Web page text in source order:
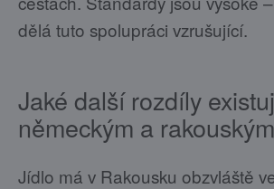
dělá tuto spolupráci vzrušující.
Jaké další rozdíly
německým a
Jídlo má v Rakousku obzvláště